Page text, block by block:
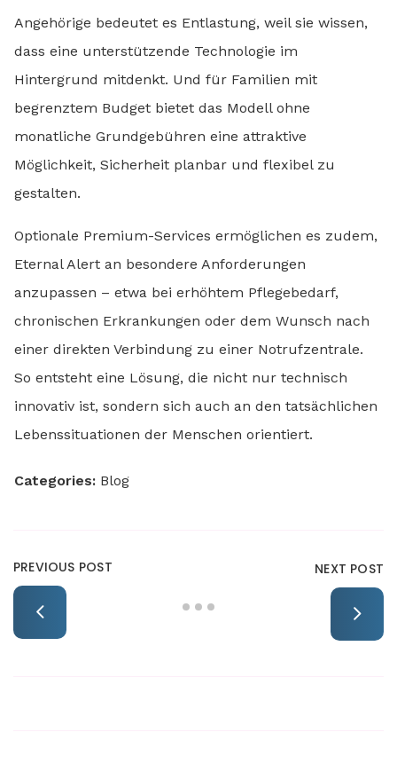
Angehörige bedeutet es Entlastung, weil sie wissen,
dass eine unterstützende Technologie im
Hintergrund mitdenkt. Und für Familien mit
begrenztem Budget bietet das Modell ohne
monatliche Grundgebühren eine attraktive
Möglichkeit, Sicherheit planbar und flexibel zu
gestalten.
Optionale Premium-Services ermöglichen es zudem,
Eternal Alert an besondere Anforderungen
anzupassen – etwa bei erhöhtem Pflegebedarf,
chronischen Erkrankungen oder dem Wunsch nach
einer direkten Verbindung zu einer Notrufzentrale.
So entsteht eine Lösung, die nicht nur technisch
innovativ ist, sondern sich auch an den tatsächlichen
Lebenssituationen der Menschen orientiert.
Categories: Blog
PREVIOUS POST NEXT POST